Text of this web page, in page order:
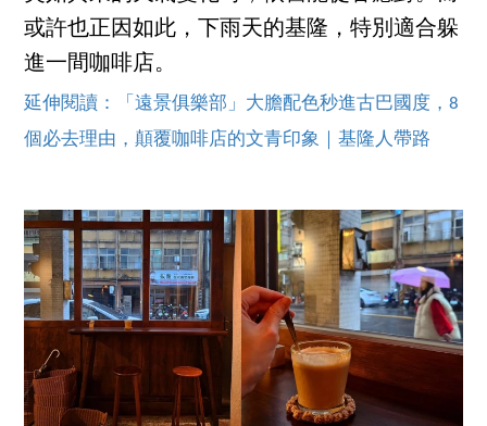
或許也正因如此，下雨天的基隆，特別適合躲
進一間咖啡店。
延伸閱讀：「遠景俱樂部」大膽配色秒進古巴國度，8
個必去理由，顛覆咖啡店的文青印象｜基隆人帶路